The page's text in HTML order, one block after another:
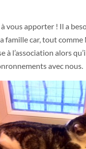
vous apporter ! Il a
famille car, tout comme
à l’association alors
avec nous.